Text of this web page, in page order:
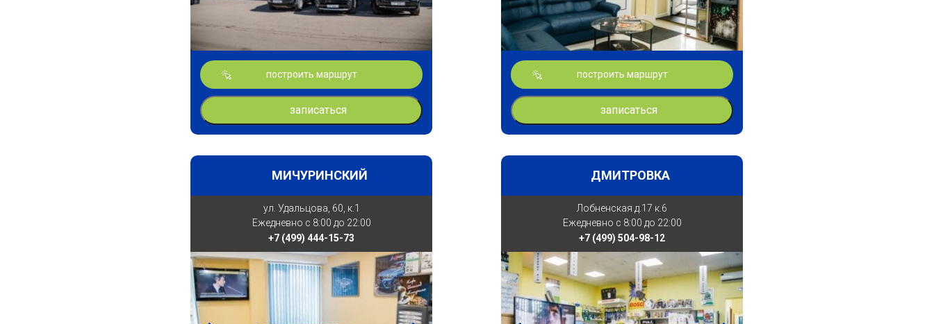
построить маршрут
записаться
построить маршрут
записаться
МИЧУРИНСКИЙ
ул. Удальцова, 60, к.1
Ежедневно с 8:00 до 22:00
+7 (499) 444-15-73
ДМИТРОВКА
Лобненская д.17 к.6
Ежедневно с 8:00 до 22:00
+7 (499) 504-98-12